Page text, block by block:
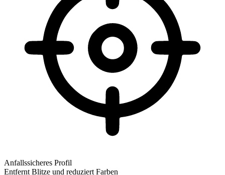
Anfallssicheres Profil
Entfernt Blitze und reduziert Farben